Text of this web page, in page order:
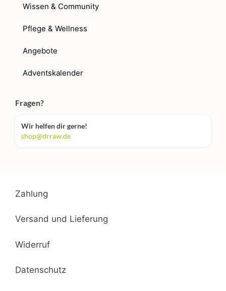
Wissen & Community
Pflege & Wellness
Angebote
Adventskalender
Fragen?
Wir helfen dir gerne!
shop@drraw.de
Zahlung
Versand und Lieferung
Widerruf
Datenschutz